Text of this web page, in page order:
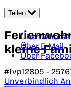
Teilen
Über
Über E-Mail
Über
kleine
#fvp12805 -
Unverbindlich